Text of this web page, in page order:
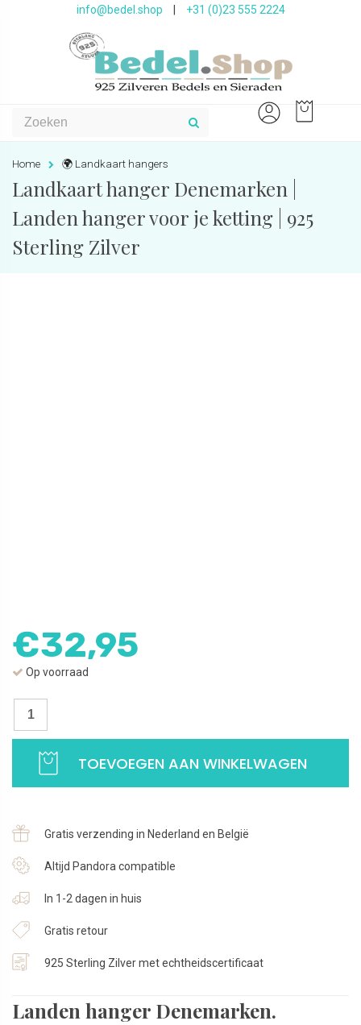
info@bedel.shop +31 (0)23 555 2224
Home 🌍 Landkaart hangers
Landkaart hanger Denemarken |
Landen hanger voor je ketting | 925
Sterling Zilver
€32,95
Op voorraad
Landkaart
hanger
Landen
voor
je
ketting
925
Sterling
Zilver
aantal
TOEVOEGEN AAN WINKELWAGEN
Gratis verzending in Nederland en België
Altijd Pandora compatible
In 1-2 dagen in huis
Gratis retour
925 Sterling Zilver met echtheidscertificaat
Landen hanger Denemarken.